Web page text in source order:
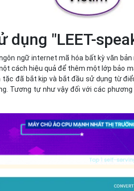
dụng "LEET-
ngữ internet mã hóa bất kỳ văn
cách hiệu quả để thêm một lớp bảo
tặc đã bắt kịp và bắt đầu sử dụng từ
Tương tự như vậy đối với các phương